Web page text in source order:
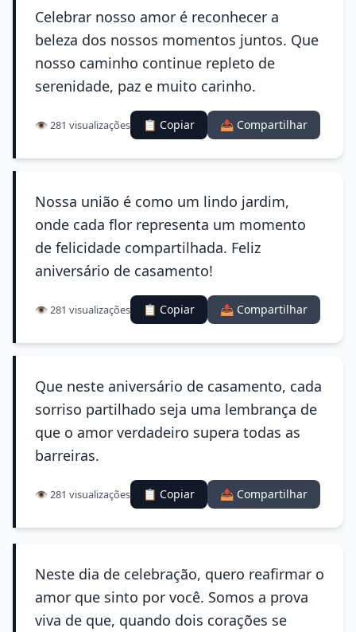
Celebrar nosso amor é reconhecer a
beleza dos nossos momentos juntos. Que
nosso caminho continue repleto de
serenidade, paz e muito carinho.
👁️ 281 visualizações 📋 Copiar 📤 Compartilhar
Nossa união é como um lindo jardim,
onde cada flor representa um momento
de felicidade compartilhada. Feliz
aniversário de casamento!
👁️ 281 visualizações 📋 Copiar 📤 Compartilhar
Que neste aniversário de casamento, cada
sorriso partilhado seja uma lembrança de
que o amor verdadeiro supera todas as
barreiras.
👁️ 281 visualizações 📋 Copiar 📤 Compartilhar
Neste dia de celebração, quero reafirmar o
amor que sinto por você. Somos a prova
viva de que, quando dois corações se